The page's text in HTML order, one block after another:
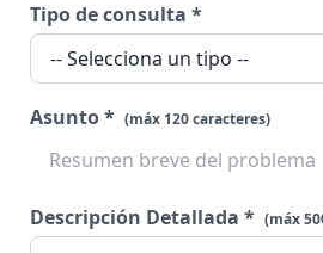
Tipo de consulta *
Asunto * (máx 120 caracteres)
Descripción Detallada * (máx